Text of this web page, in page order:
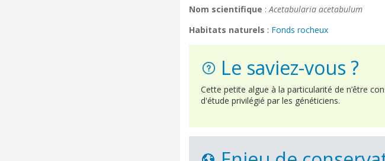
Nom scientifique : Acetabularia acetabulum
Habitats naturels : Fonds rocheux
Le saviez-vous ?
Cette petite algue à la particularité de n’être
d'étude privilégié par les généticiens.